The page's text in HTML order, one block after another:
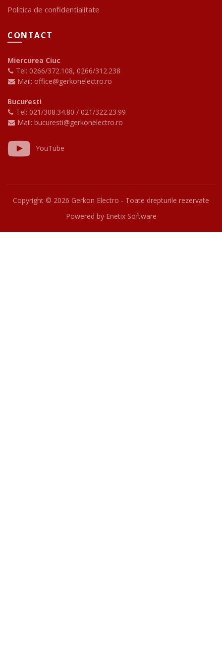
Politica de confidentialitate
CONTACT
Miercurea Ciuc
Tel: 0266/372.108, 0266/312.238
Mail: office@gerkonelectro.ro
Bucuresti
Tel: 021/308.34.80 / 021/322.23.99
Mail: bucuresti@gerkonelectro.ro
YouTube
Copyright © 2026 Gerkon Electro - Toate drepturile rezervate
Powered by Enetix Software